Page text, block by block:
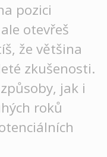
pozici
otevřeš
že většina
zkušenosti.
jak i
roků